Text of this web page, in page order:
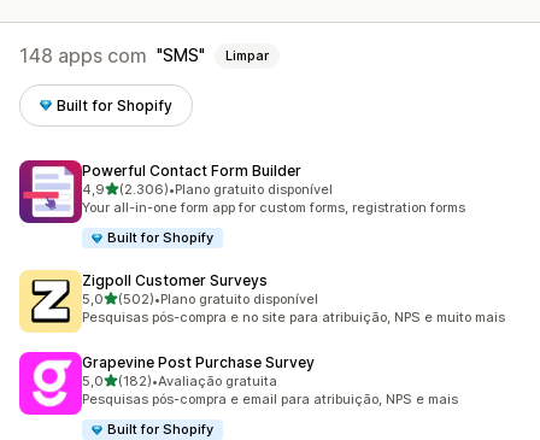
148 apps com SMS Limpar
Built for Shopify
Powerful Contact Form Builder
4,9de 5 estrelas
(2.306)
2306 avaliações ao todo
•Plano gratuito disponível
Your all-in-one form app for custom forms, registration forms
Built for Shopify
Zigpoll Customer Surveys
5,0de 5 estrelas
(502)
502 avaliações ao todo
•Plano gratuito disponível
Pesquisas pós-compra e no site para atribuição, NPS e muito mais
Grapevine Post Purchase Survey
5,0de 5 estrelas
(182)
182 avaliações ao todo
•Avaliação gratuita
Pesquisas pós-compra e email para atribuição, NPS e mais
Built for Shopify